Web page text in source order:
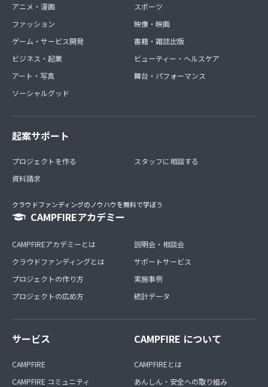
アニメ・漫画
ファッション
ゲーム・サービス開発
ビジネス・起業
アート・写真
ソーシャルグッド
スポーツ
映像・映画
書籍・雑誌出版
ビューティー・ヘルスケア
舞台・パフォーマンス
起案サポート
プロジェクトを作る
資料請求
スタッフに相談する
クラウドファンディングのノウハウを無料で学ぼう
CAMPFIREアカデミー
CAMPFIREアカデミーとは
クラウドファンディングとは
プロジェクトの作り方
プロジェクトの広め方
説明会・相談会
サポートサービス
実施事例
統計データ
サービス
CAMPFIRE
CAMPFIRE コミュニティ
CAMPFIRE について
CAMPFIREとは
あんしん・安全への取り組み